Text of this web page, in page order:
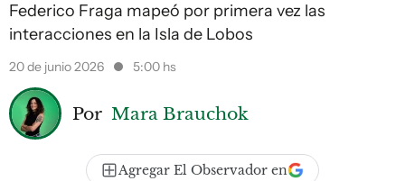
Federico Fraga mapeó por primera vez las
interacciones en la Isla de Lobos
20 de junio 2026 5:00 hs
Por Mara Brauchok
Agregar El Observador en